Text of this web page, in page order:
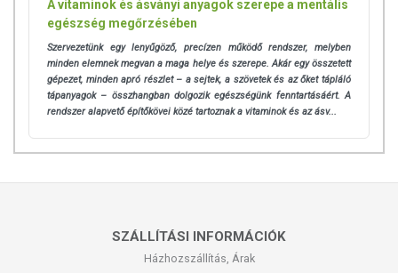
A vitaminok és ásványi anyagok szerepe a mentális
egészség megőrzésében
Szervezetünk egy lenyűgöző, precízen működő rendszer, melyben
minden elemnek megvan a maga helye és szerepe. Akár egy összetett
gépezet, minden apró részlet – a sejtek, a szövetek és az őket tápláló
tápanyagok – összhangban dolgozik egészségünk fenntartásáért. A
rendszer alapvető építőkövei közé tartoznak a vitaminok és az ásv...
SZÁLLÍTÁSI INFORMÁCIÓK
Házhozszállítás, Árak